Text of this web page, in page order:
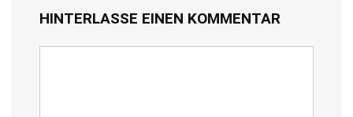
HINTERLASSE EINEN KOMMENTAR